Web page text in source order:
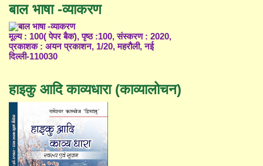
बाल भाषा -व्याकरण
मूल्य : 100( पेपर बैक), पृष्ठ :100, संस्करण : 2020,
प्रकाशक : अयन प्रकाशन, 1/20, महरौली, नई
दिल्ली-110030
हाइकु आदि काव्यधारा (काव्यालोचन)